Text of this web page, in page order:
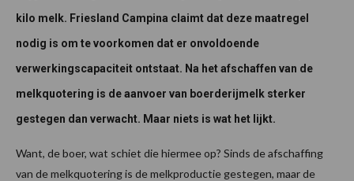
kilo melk. Friesland Campina claimt dat deze maatregel
nodig is om te voorkomen dat er onvoldoende
verwerkingscapaciteit ontstaat. Na het afschaffen van de
melkquotering is de aanvoer van boerderijmelk sterker
gestegen dan verwacht. Maar niets is wat het lijkt.
Want, de boer, wat schiet die hiermee op? Sinds de afschaffing
van de melkquotering is de melkproductie gestegen, maar de